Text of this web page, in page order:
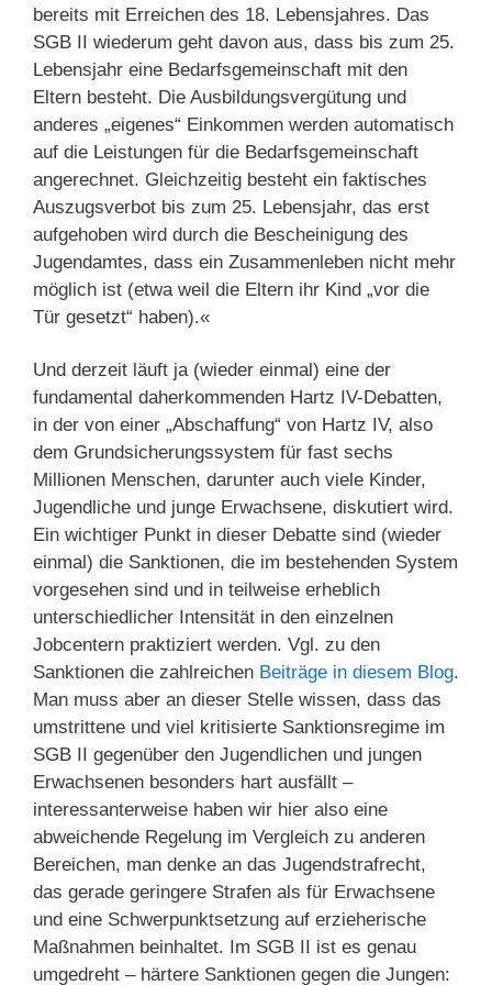
bereits mit Erreichen des 18. Lebensjahres. Das
SGB II wiederum geht davon aus, dass bis zum 25.
Lebensjahr eine Bedarfsgemeinschaft mit den
Eltern besteht. Die Ausbildungs­vergütung und
anderes „eigenes“ Einkommen werden automatisch
auf die Leistungen für die Bedarfsgemeinschaft
angerechnet. Gleich­zeitig besteht ein faktisches
Auszugsverbot bis zum 25. Lebens­­jahr, das erst
aufgehoben wird durch die Bescheinigung des
Jugend­amtes, dass ein Zusammenleben nicht mehr
möglich ist (etwa weil die Eltern ihr Kind „vor die
Tür gesetzt“ haben).«
Und derzeit läuft ja (wieder einmal) eine der
fundamental daherkommenden Hartz IV-Debatten,
in der von einer „Abschaffung“ von Hartz IV, also
dem Grundsicherungssystem für fast sechs
Millionen Menschen, darunter auch viele Kinder,
Jugendliche und junge Erwachsene, diskutiert wird.
Ein wichtiger Punkt in dieser Debatte sind (wieder
einmal) die Sanktionen, die im bestehenden System
vorgesehen sind und in teilweise erheblich
unterschiedlicher Intensität in den einzelnen
Jobcentern praktiziert werden. Vgl. zu den
Sanktionen die zahlreichen Beiträge in diesem Blog.
Man muss aber an dieser Stelle wissen, dass das
umstrittene und viel kritisierte Sanktionsregime im
SGB II gegenüber den Jugendlichen und jungen
Erwachsenen besonders hart ausfällt –
interessanterweise haben wir hier also eine
abweichende Regelung im Vergleich zu anderen
Bereichen, man denke an das Jugendstrafrecht,
das gerade geringere Strafen als für Erwachsene
und eine Schwerpunktsetzung auf erzieherische
Maßnahmen beinhaltet. Im SGB II ist es genau
umgedreht – härtere Sanktionen gegen die Jungen: